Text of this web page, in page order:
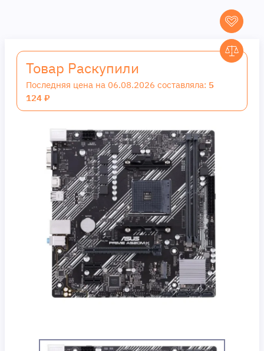
Товар Раскупили
Последняя цена на 06.08.2026 составляла: 5
124 ₽